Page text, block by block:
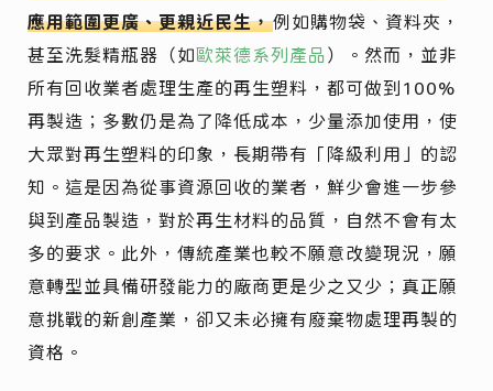
應用範圍更廣、更親近民生，例如購物袋、資料夾，
甚至洗髮精瓶器（如歐萊德系列產品）。然而，並非
所有回收業者處理生產的再生塑料，都可做到100%
再製造；多數仍是為了降低成本，少量添加使用，使
大眾對再生塑料的印象，長期帶有「降級利用」的認
知。這是因為從事資源回收的業者，鮮少會進一步參
與到產品製造，對於再生材料的品質，自然不會有太
多的要求。此外，傳統產業也較不願意改變現況，願
意轉型並具備研發能力的廠商更是少之又少；真正願
意挑戰的新創產業，卻又未必擁有廢棄物處理再製的
資格。